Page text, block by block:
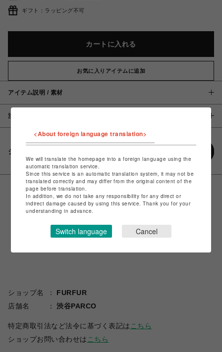
ギフト：ラッピング不可
カートに入れる
お気に入りアイテムに追加
アイテム説明 / 素材
注意事項
シェアする
ショップ名
FURFUR
店舗名
渋谷PARCO
特定商取引法など法令に基づく表記は こちら
ショップお問い合わせは こちら
<About foreign language translation>
We will translate the homepage into a foreign language using the
automatic translation service.
Since this service is an automatic translation system, it may not be
translated correctly and may differ from the original content of the
page before translation.
In addition, we do not take any responsibility for any direct or
indirect damage caused by using this service. Thank you for your
understanding in advance.
Switch language Cancel